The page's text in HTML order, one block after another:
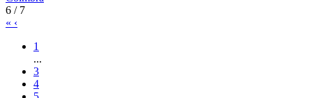
6 / 7
« ‹
1
...
3
4